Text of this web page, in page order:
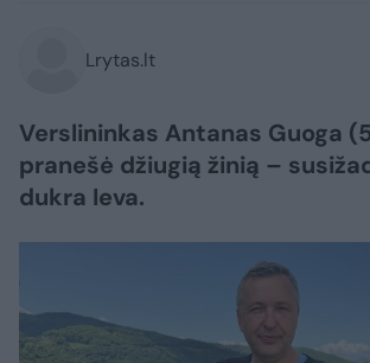
Lrytas.lt
Verslininkas Antanas Guoga
pranešė džiugią žinią –
dukra Ieva.